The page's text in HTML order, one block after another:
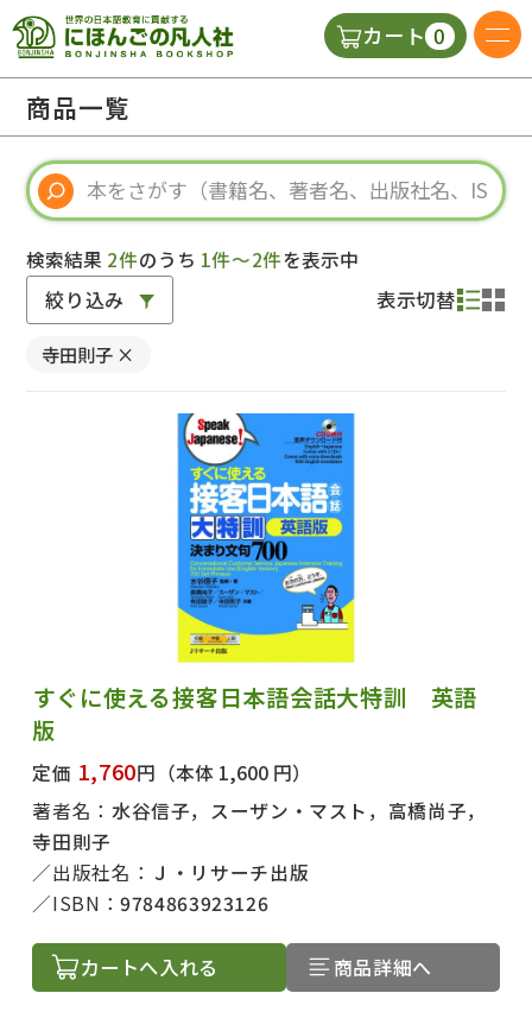
カート 0
視聴覚・補助教材
教師用参考書
商品一覧
検索結果 2件のうち 1件～2件を表示中
絞り込み 表示切替
寺田則子 ×
すぐに使える接客日本語会話大特訓 英語
版
定価 1,760円 （本体 1,600 円）
著者名： 水谷信子，スーザン・マスト，高橋尚子，
寺田則子
出版社名： Ｊ・リサーチ出版
ISBN：9784863923126
カートへ入れる 商品詳細へ